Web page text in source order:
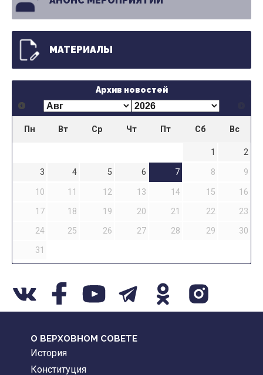
МАТЕРИАЛЫ
Архив новостей
Пн Вт Ср Чт Пт Сб Вс
1
2
3
4 5 6 7 8
9
10
11 12 13 14 15
16
17
18 19 20 21 22
23
24
25 26 27 28 29
30
31
О ВЕРХОВНОМ СОВЕТЕ
История
Конституция